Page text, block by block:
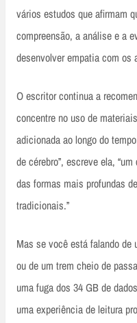
vários estudos que afirmam
compreensão, a análise e a
desenvolver empatia com os
O escritor continua a
concentre no uso de
adicionada ao longo do
de cérebro”, escreve ela,
das formas mais profundas
tradicionais.”
Mas se você está falando
ou de um trem cheio de
uma fuga dos 34 GB de
uma experiência de leitura